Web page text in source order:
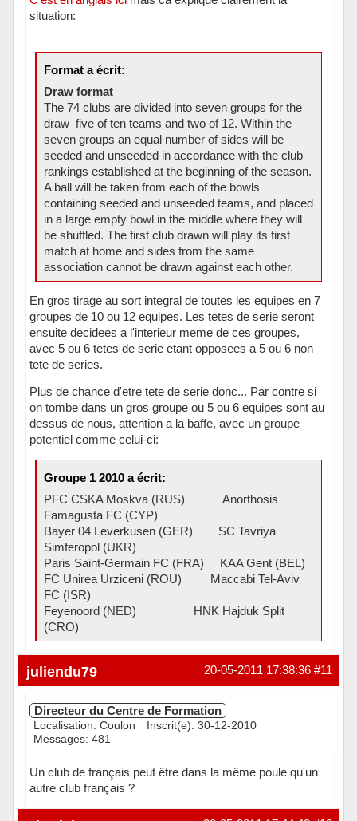
situation:
Format a écrit:
Draw format
The 74 clubs are divided into seven groups for the
draw  five of ten teams and two of 12. Within the
seven groups an equal number of sides will be
seeded and unseeded in accordance with the club
rankings established at the beginning of the season.
A ball will be taken from each of the bowls
containing seeded and unseeded teams, and placed
in a large empty bowl in the middle where they will
be shuffled. The first club drawn will play its first
match at home and sides from the same
association cannot be drawn against each other.
En gros tirage au sort integral de toutes les equipes en 7
groupes de 10 ou 12 equipes. Les tetes de serie seront
ensuite decidees a l'interieur meme de ces groupes,
avec 5 ou 6 tetes de serie etant opposees a 5 ou 6 non
tete de series.
Plus de chance d'etre tete de serie donc... Par contre si
on tombe dans un gros groupe ou 5 ou 6 equipes sont au
dessus de nous, attention a la baffe, avec un groupe
potentiel comme celui-ci:
Groupe 1 2010 a écrit:
PFC CSKA Moskva (RUS) Anorthosis
Famagusta FC (CYP)
Bayer 04 Leverkusen (GER) SC Tavriya
Simferopol (UKR)
Paris Saint-Germain FC (FRA) KAA Gent (BEL)
FC Unirea Urziceni (ROU) Maccabi Tel-Aviv
FC (ISR)
Feyenoord (NED) HNK Hajduk Split
(CRO)
Hors ligne #11
20-05-2011 17:38:36
juliendu79
Directeur du Centre de Formation
Localisation: Coulon
Inscrit(e): 30-12-2010
Messages: 481
Un club de français peut être dans la même poule qu'un
autre club français ?